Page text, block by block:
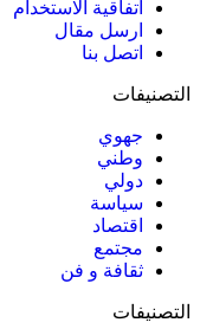
اتفاقية الاستخدام
ارسل مقال
اتصل بنا
التصنيفات
جهوي
وطني
دولي
سياسة
اقتصاد
مجتمع
ثقافة و فن
التصنيفات